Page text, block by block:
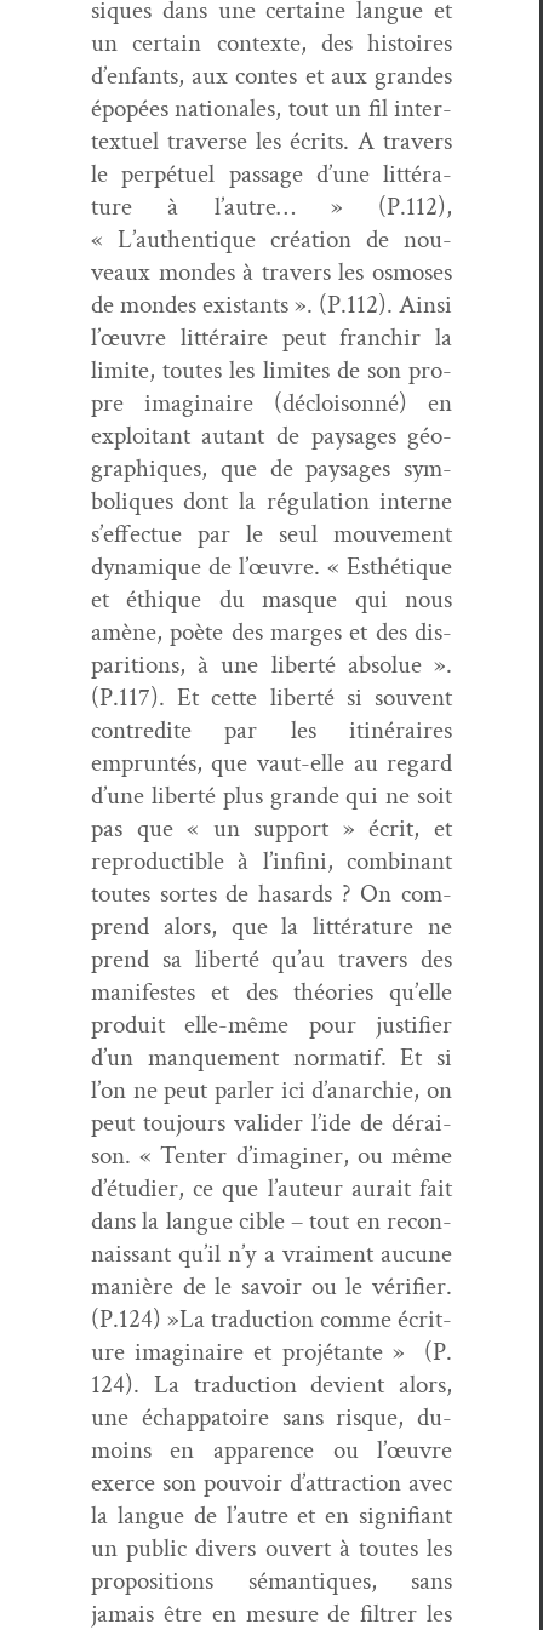
siques dans une cer­taine langue et
un cer­tain con­texte, des his­toires
d’enfants, aux con­tes et aux grandes
épopées nationales, tout un fil inter­
textuel tra­verse les écrits. A tra­vers
le per­pétuel pas­sage d’une lit­téra­
ture à l’autre… » (P.112),
« L’authentique créa­tion de nou­
veaux mon­des à tra­vers les osmoses
de mon­des exis­tants ». (P.112). Ain­si
l’œuvre lit­téraire peut franchir la
lim­ite, toutes les lim­ites de son pro­
pre imag­i­naire (décloi­son­né) en
exploitant autant de paysages géo­
graphiques, que de paysages sym­
bol­iques dont la régu­la­tion interne
s’effectue par le seul mou­ve­ment
dynamique de l’œuvre. « Esthé­tique
et éthique du masque qui nous
amène, poète des marges et des dis­
pari­tions, à une lib­erté absolue ».
(P.117). Et cette lib­erté si sou­vent
con­tred­ite par les itinéraires
emprun­tés, que vaut-elle au regard
d’une lib­erté plus grande qui ne soit
pas que « un sup­port » écrit, et
repro­ductible à l’infini, com­bi­nant
toutes sortes de hasards ? On com­
prend alors, que la lit­téra­ture ne
prend sa lib­erté qu’au tra­vers des
man­i­festes et des théories qu’elle
pro­duit elle-même pour jus­ti­fi­er
d’un man­que­ment nor­matif. Et si
l’on ne peut par­ler ici d’anarchie, on
peut tou­jours valid­er l’ide de dérai­
son. « Ten­ter d’imaginer, ou même
d’étudier, ce que l’auteur aurait fait
dans la langue cible – tout en recon­
nais­sant qu’il n’y a vrai­ment aucune
manière de le savoir ou le véri­fi­er.
(P.124) »La tra­duc­tion comme écri­t­
ure imag­i­naire et pro­jé­tante »
(P.
124). La tra­duc­tion devient alors,
une échap­pa­toire sans risque, du-
moins en apparence ou l’œuvre
exerce son pou­voir d’attraction avec
la langue de l’autre et en sig­nifi­ant
un pub­lic divers ouvert à toutes les
propo­si­tions séman­tiques, sans
jamais être en mesure de fil­tr­er les